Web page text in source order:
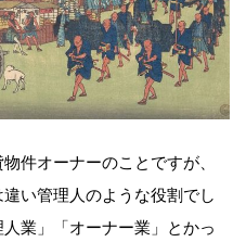
件オーナーのことですが、
い管理人のような役割でし
業」「オーナー業」とかっ